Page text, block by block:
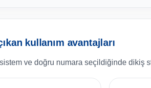
kullanım avantajları
ve doğru numara seçildiğinde dikiş